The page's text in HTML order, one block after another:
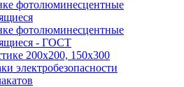
фотолюминесцентные
фотолюминесцентные
- ГОСТ
200х200, 150х300
электробезопасности